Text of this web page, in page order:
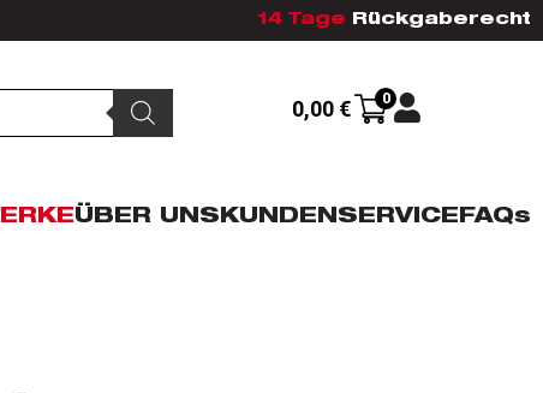
14 Tage Rückgaberecht
0,00 € 0
ÜBER UNSKUNDENSERVICEFAQs